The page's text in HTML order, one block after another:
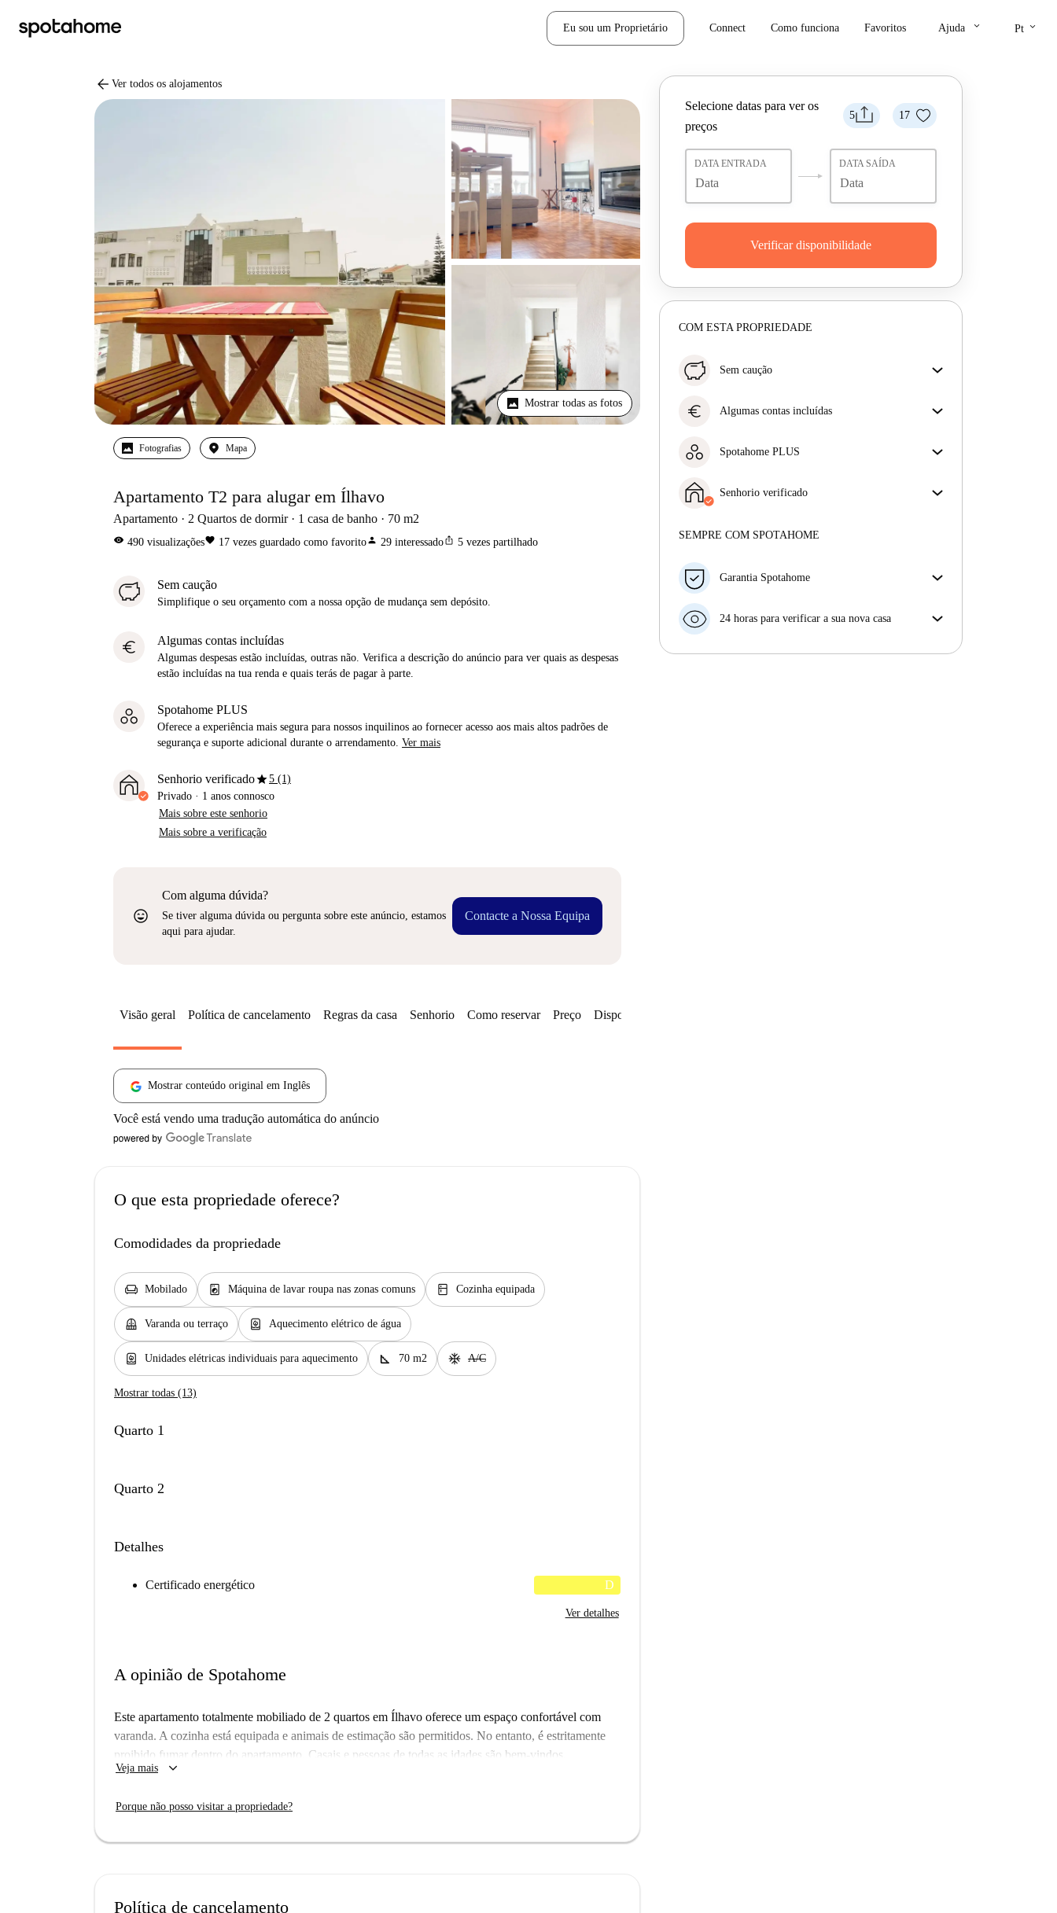
Eu sou um Proprietário Connect Como funciona Favoritos Ajuda keyboard_arrow_down Pt keyboard_arrow_down
arrow_back Ver todos os alojamentos
Mostrar todas as fotos
Fotografias Mapa
Apartamento T2 para alugar em Ílhavo
Apartamento 2 Quartos de dormir 1 casa de banho 70 m2
visibility 490 visualizaçõesfavorite 17 vezes guardado como favoritoperson 29 interessadoios_share 5 vezes partilhado
Sem caução
Simplifique o seu orçamento com a nossa opção de mudança sem depósito.
euro Algumas contas incluídas
Algumas despesas estão incluídas, outras não. Verifica a descrição do anúncio para ver quais as despesas
estão incluídas na tua renda e quais terás de pagar à parte.
Spotahome PLUS
Oferece a experiência mais segura para nossos inquilinos ao fornecer acesso aos mais altos padrões de
segurança e suporte adicional durante o arrendamento. Ver mais
Senhorio verificadostar5 (1)
Privado · 1 anos connosco
Mais sobre este senhorio
Mais sobre a verificação
sentiment_very_satisfied
Com alguma dúvida?
Se tiver alguma dúvida ou pergunta sobre este anúncio, estamos
aqui para ajudar.
Contacte a Nossa Equipa
5 17
Selecione datas para ver os
preços
DATA ENTRADA DATA SAÍDA
Verificar disponibilidade
COM ESTA PROPRIEDADE
Sem caução
mudança sem depósito.
euro Algumas contas incluídas
Verifica a descrição do anúncio para ver quais as
Spotahome PLUS
inquilinos ao fornecer acesso aos mais altos padrões
de segurança e suporte adicional durante o
Senhorio verificado
Mais sobre este senhorio
SEMPRE COM SPOTAHOME
Garantia Spotahome
antecedência, nós iremos A) pagar um hotel e ajudá-
seu dinheiro na totalidade.
24 horas para verificar a sua nova casa
Visão geral Política de cancelamento Regras da casa Senhorio Como reservar Preço Disponibilidades
Mostrar conteúdo original em Inglês
Você está vendo uma tradução automática do anúncio
O que esta propriedade oferece?
Comodidades da propriedade
chair Mobilado local_laundry_service Máquina de lavar roupa nas zonas comuns kitchen Cozinha equipada
balcony Varanda ou terraço water_heater Aquecimento elétrico de água
water_heater Unidades elétricas individuais para aquecimento square_foot 70 m2 ac_unit A/C
Mostrar todas (13)
Quarto 1
Quarto 2
Detalhes
Certificado energético D
Ver detalhes
A opinião de Spotahome
Este apartamento totalmente mobiliado de 2 quartos em Ílhavo oferece um espaço confortável com
varanda. A cozinha está equipada e animais de estimação são permitidos. No entanto, é estritamente
proibido fumar dentro do apartamento. Casais e pessoas de todas as idades são bem-vindos.
Atualmente, o apartamento não foi verificado pessoalmente pela Spotahome, mas os proprietários são
Aveiro e o Farol da Barra, além de opções gastronômicas como a Pizzaria Moretti e o Faros Gourmet.
Veja mais keyboard_arrow_down
Porque não posso visitar a propriedade?
Política de cancelamento